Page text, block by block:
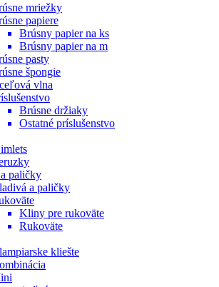
mriežky
papiere
Brúsny papier na ks
Brúsny papier na m
pasty
špongie
vlna
Brúsne držiaky
Ostatné príslušenstvo
paličky
a paličky
Kliny pre rukoväte
Rukoväte
kliešte